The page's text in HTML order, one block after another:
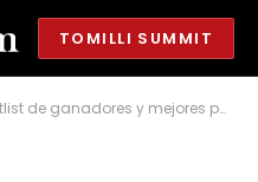
TOMILLI SUMMIT
y mejores puntajes en WINA Dubai 2022